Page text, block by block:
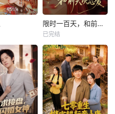
限时一百天，和前夫谈恋爱
已完结